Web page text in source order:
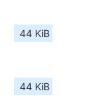
44 KiB
44 KiB